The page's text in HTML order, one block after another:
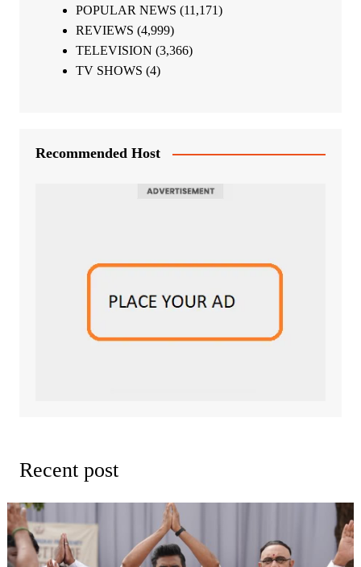
POPULAR NEWS (11,171)
REVIEWS (4,999)
TELEVISION (3,366)
TV SHOWS (4)
Recommended Host
Recent post